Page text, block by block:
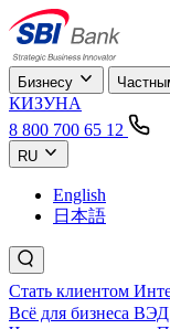
Бизнесу
КИЗУНА
8 800 700 65 12
RU
English
日本語
Стать клиентом
Всё для бизнеса ВЭД